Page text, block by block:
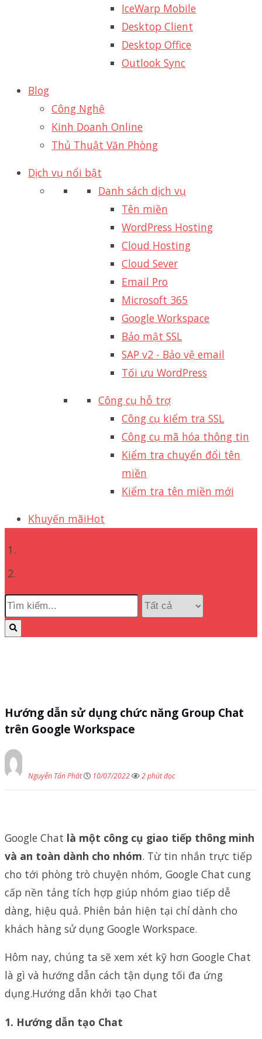
IceWarp Mobile
Desktop Client
Desktop Office
Outlook Sync
Blog
Công Nghệ
Kinh Doanh Online
Thủ Thuật Văn Phòng
Dịch vụ nổi bật
Danh sách dịch vụ
Tên miền
WordPress Hosting
Cloud Hosting
Cloud Sever
Email Pro
Microsoft 365
Google Workspace
Bảo mật SSL
SAP v2 - Bảo vệ email​
Tối ưu WordPress
Công cụ hỗ trợ
Công cụ kiểm tra SSL
Công cụ mã hóa thông tin
Kiểm tra chuyển đổi tên
miền
Kiểm tra tên miền mới
Khuyến mãiHot
Hướng dẫn sử dụng chức năng Group Chat
trên Google Workspace
Nguyễn Tấn Phát 10/07/2022 2 phút đọc
Google Chat là một công cụ giao tiếp thông minh
và an toàn dành cho nhóm. Từ tin nhắn trực tiếp
cho tới phòng trò chuyện nhóm, Google Chat cung
cấp nền tảng tích hợp giúp nhóm giao tiếp dễ
dàng, hiệu quả. Phiên bản hiện tại chỉ dành cho
khách hàng sử dụng Google Workspace.
Hôm nay, chúng ta sẽ xem xét kỹ hơn Google Chat
là gì và hướng dẫn cách tận dụng tối đa ứng
dụng.Hướng dẫn khởi tạo Chat
1. Hướng dẫn tạo Chat